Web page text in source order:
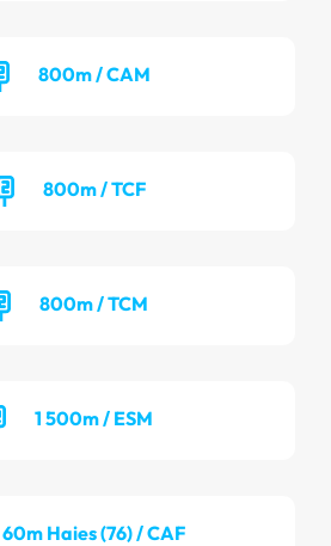
800m / CAM
800m / TCF
800m / TCM
1 500m / ESM
60m Haies (76) / CAF